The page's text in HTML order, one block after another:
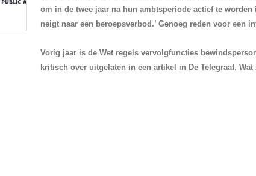
om in de twee jaar na hun ambtsperiode actief te worden
neigt naar een beroepsverbod.’ Genoeg reden voor een
Vorig jaar is de Wet regels vervolgfuncties
kritisch over uitgelaten in een artikel in De Telegraaf.